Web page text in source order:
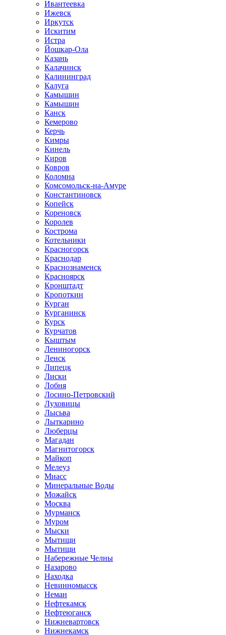
Ивантеевка
Ижевск
Иркутск
Искитим
Истра
Йошкар-Ола
Казань
Калачинск
Калининград
Калуга
Камышин
Камышин
Канск
Кемерово
Керчь
Кимры
Кинель
Киров
Ковров
Коломна
Комсомольск-на-Амуре
Константиновск
Копейск
Кореновск
Королев
Кострома
Котельники
Красногорск
Краснодар
Краснознаменск
Красноярск
Кронштадт
Кропоткин
Курган
Курганинск
Курск
Курчатов
Кыштым
Лениногорск
Ленск
Липецк
Лиски
Лобня
Лосино-Петровский
Луховицы
Лысьва
Лыткарино
Люберцы
Магадан
Магнитогорск
Майкоп
Мелеуз
Миасс
Минеральные Воды
Можайск
Москва
Мурманск
Муром
Мыски
Мытищи
Мытищи
Набережные Челны
Назарово
Находка
Невинномысск
Неман
Нефтекамск
Нефтеюганск
Нижневартовск
Нижнекамск